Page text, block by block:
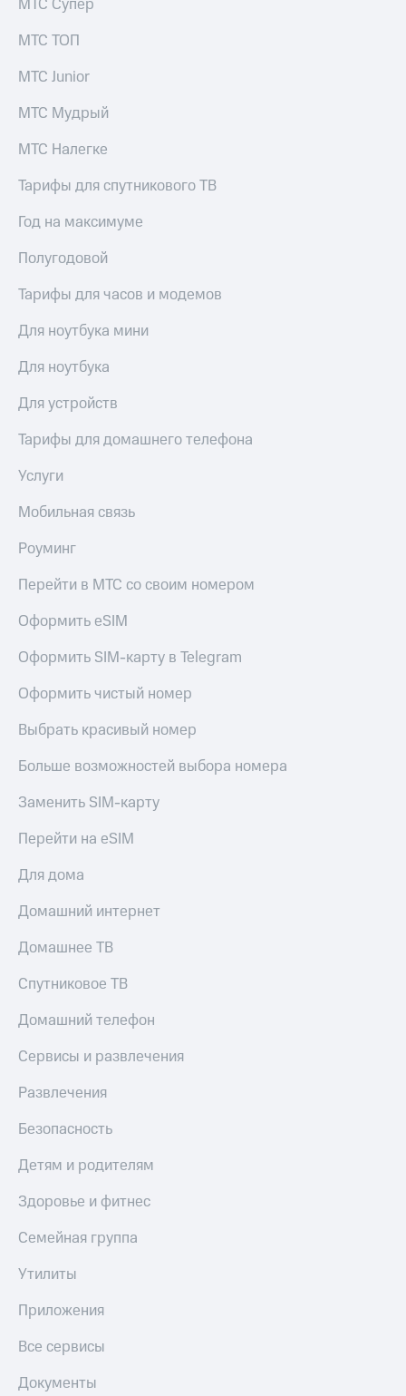
МТС Супер
МТС ТОП
МТС Junior
МТС Мудрый
МТС Налегке
Тарифы для спутникового ТВ
Год на максимуме
Полугодовой
Тарифы для часов и модемов
Для ноутбука мини
Для ноутбука
Для устройств
Тарифы для домашнего телефона
Услуги
Мобильная связь
Роуминг
Перейти в МТС со своим номером
Оформить eSIM
Оформить SIM-карту в Telegram
Оформить чистый номер
Выбрать красивый номер
Больше возможностей выбора номера
Заменить SIM-карту
Перейти на eSIM
Для дома
Домашний интернет
Домашнее ТВ
Спутниковое ТВ
Домашний телефон
Сервисы и развлечения
Развлечения
Безопасность
Детям и родителям
Здоровье и фитнес
Семейная группа
Утилиты
Приложения
Все сервисы
Документы